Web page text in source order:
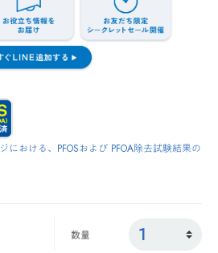
における、PFOSおよび PFOA除去試験結果の
数量